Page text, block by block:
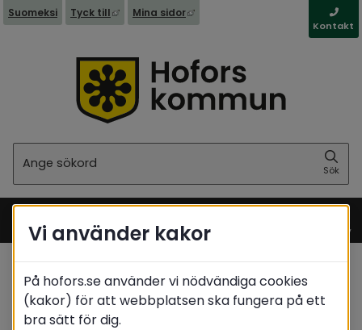
Suomeksi Tyck till Länk till annan webbplats, öppnas i nytt
Mina sidor Länk till annan webbplats,
Kontakt
Sök
Meny
Startsida
Vi använder kakor
På hofors.se använder vi nödvändiga cookies
(kakor) för att webbplatsen ska fungera på ett
bra sätt för dig.